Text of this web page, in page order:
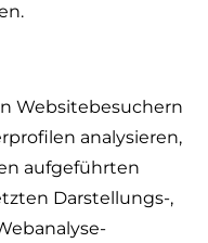
Websitebesuchern
analysieren,
aufgeführten
Darstellungs-,